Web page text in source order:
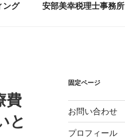
ング 安部美幸税理士事務所
費
と
固定ページ
お問い合わせ
プロフィール